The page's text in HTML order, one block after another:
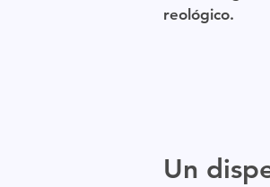
reológico.
Un